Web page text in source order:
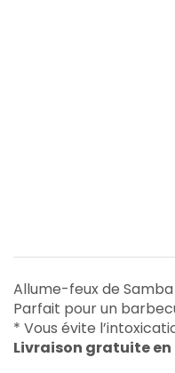
Allume-feux de
Parfait pour un
* Vous évite
Livraison gratuite en